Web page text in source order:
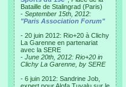
Bataille de Stalingrad (Paris)
- September 15th, 2012:
"Paris Association Forum"
- 20 juin 2012: Rio+20 à Clichy
La Garenne en partenariat
avec la SERE
- June 20th, 2012: Rio+20 in
Clichy La Garenne, by SERE
- 6 juin 2012: Sandrine Job,